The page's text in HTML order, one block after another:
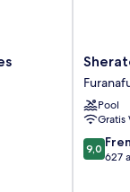
Full
Moon
Resort
&
Spa
Pool
Gratis
9.0
ud
9,0
627